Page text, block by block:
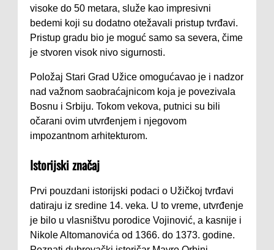
visoke do 50 metara, služe kao impresivni
bedemi koji su dodatno otežavali pristup tvrđavi.
Pristup gradu bio je moguć samo sa severa, čime
je stvoren visok nivo sigurnosti.
Položaj Stari Grad Užice omogućavao je i nadzor
nad važnom saobraćajnicom koja je povezivala
Bosnu i Srbiju. Tokom vekova, putnici su bili
očarani ovim utvrđenjem i njegovom
impozantnom arhitekturom.
Istorijski značaj
Prvi pouzdani istorijski podaci o Užičkoj tvrđavi
datiraju iz sredine 14. veka. U to vreme, utvrđenje
je bilo u vlasništvu porodice Vojinović, a kasnije i
Nikole Altomanovića od 1366. do 1373. godine.